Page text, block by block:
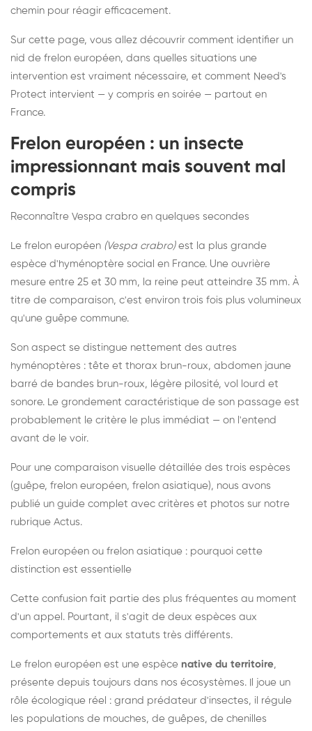
chemin pour réagir efficacement.
Sur cette page, vous allez découvrir comment identifier un
nid de frelon européen, dans quelles situations une
intervention est vraiment nécessaire, et comment Need's
Protect intervient — y compris en soirée — partout en
France.
Frelon européen : un insecte
impressionnant mais souvent mal
compris
Reconnaître Vespa crabro en quelques secondes
Le frelon européen (Vespa crabro)est la plus grande
espèce d'hyménoptère social en France. Une ouvrière
mesure entre 25 et 30 mm, la reine peut atteindre 35 mm. À
titre de comparaison, c'est environ trois fois plus volumineux
qu'une guêpe commune.
Son aspect se distingue nettement des autres
hyménoptères : tête et thorax brun-roux, abdomen jaune
barré de bandes brun-roux, légère pilosité, vol lourd et
sonore. Le grondement caractéristique de son passage est
probablement le critère le plus immédiat — on l'entend
avant de le voir.
Pour une comparaison visuelle détaillée des trois espèces
(guêpe, frelon européen, frelon asiatique), nous avons
publié un guide complet avec critères et photos sur notre
rubrique Actus.
Frelon européen ou frelon asiatique : pourquoi cette
distinction est essentielle
Cette confusion fait partie des plus fréquentes au moment
d'un appel. Pourtant, il s'agit de deux espèces aux
comportements et aux statuts très différents.
Le frelon européen est une espèce native du territoire,
présente depuis toujours dans nos écosystèmes. Il joue un
rôle écologique réel : grand prédateur d'insectes, il régule
les populations de mouches, de guêpes, de chenilles